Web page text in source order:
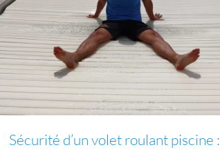
Sécurité d’un volet roulant piscine :